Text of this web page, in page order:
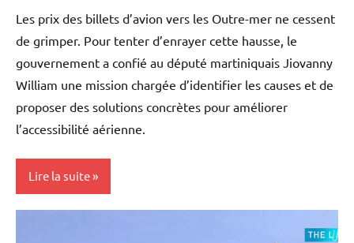
Les prix des billets d’avion vers les Outre-mer ne cessent
de grimper. Pour tenter d’enrayer cette hausse, le
gouvernement a confié au député martiniquais Jiovanny
William une mission chargée d’identifier les causes et de
proposer des solutions concrètes pour améliorer
l’accessibilité aérienne.
Lire la suite